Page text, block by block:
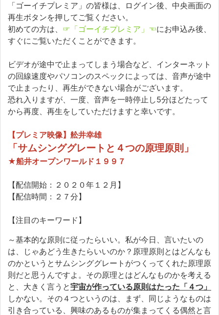
「ゴーイチプレミア」の皆様は、ログイン後、中央画面の
再生ボタンを押してご覧ください。
初めての方は、 ☞「ゴーイチプレミア」☜にお申込み後、
すぐにご覧いただくことができます。
ビデオが途中で止まってしまう場合など、インターネット
の回線速度やパソコンのスペックによっては、音声が途中
で止まったり、再生ができない場合がございます。
恐れ入りますが、一度、音声を一時停止し5分ほどたって
から再度、再生をしていただけますと幸いです。
【プレミア映像】舩井幸雄
「サムシンググレートと４つの原理原則」
★船井オープンワールド１９９７
【配信開始：２０２０年１２月】
【配信時間：２７分】
【注目のキーワード】
～基本的な原則に従ったらいい。私が今日、言いたいの
は、じゃあどう生きたらいいのか？原理原則とはどんなも
のかというとサムシンググレートがつくってくれた原理原
則だと思うんですよ。その原理とはどんなものかを考える
と、大きく言うと宇宙が作っている原則はたった「４つ」
しかない。その４つというのは、まず、同じようなものは
引き合っている、興味のあるものが集まってくる偶然と言